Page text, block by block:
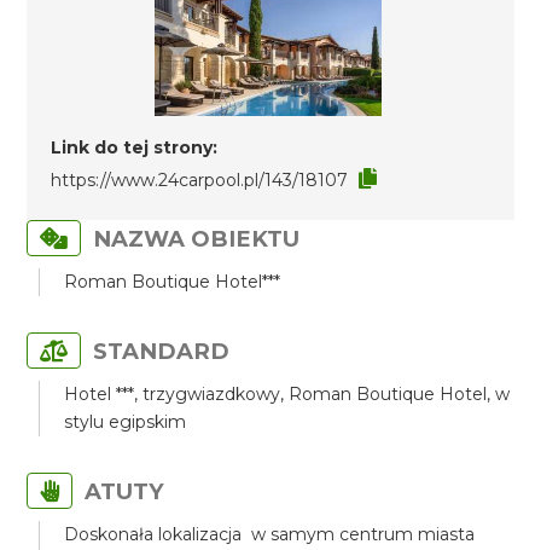
Link do tej strony:
https://www.24carpool.pl/143/18107
NAZWA OBIEKTU
Roman Boutique Hotel***
STANDARD
Hotel ***, trzygwiazdkowy, Roman Boutique Hotel, w
stylu egipskim
ATUTY
Doskonała lokalizacja w samym centrum miasta